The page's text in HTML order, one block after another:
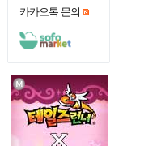
카카오톡 문의